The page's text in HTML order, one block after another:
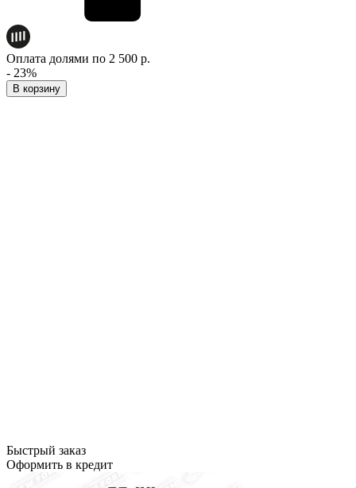
Оплата долями по 2 500 р.
- 23%
В корзину
Быстрый заказ
Оформить в кредит